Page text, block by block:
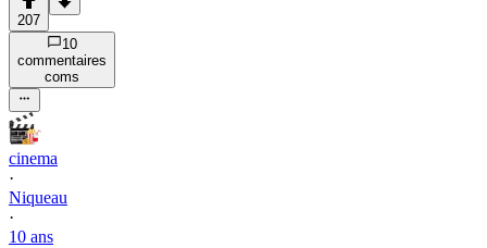
207
10
commentaires
coms
cinema
·
Niqueau
·
10 ans